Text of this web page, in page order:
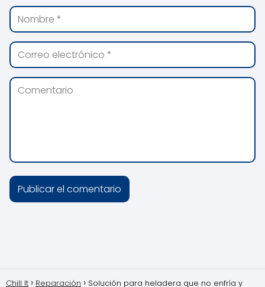
Chill It Reparación Solución para heladera que no enfría y